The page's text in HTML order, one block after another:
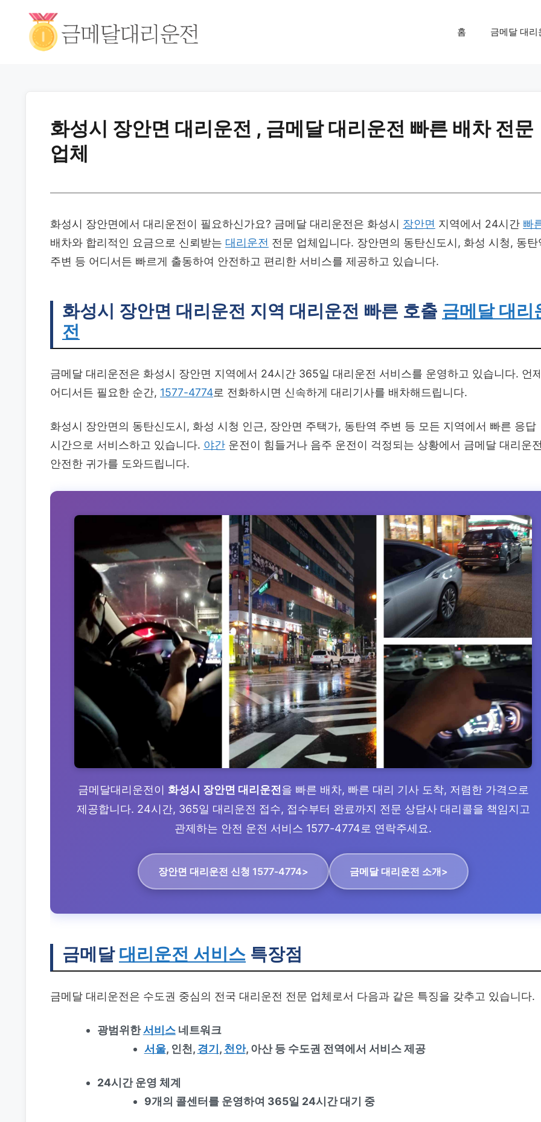
홈 금메달 대리
화성시 장안면 대리운전 , 금메달 대리운전 빠른 배차 전문
업체
화성시 장안면에서 대리운전이 필요하신가요? 금메달 대리운전은 화성시 장안면 지역에서 24시간 빠
배차와 합리적인 요금으로 신뢰받는 대리운전 전문 업체입니다. 장안면의 동탄신도시, 화성 시청, 동탄
주변 등 어디서든 빠르게 출동하여 안전하고 편리한 서비스를 제공하고 있습니다.
화성시 장안면 대리운전 지역 대리운전 빠른 호출 금메달 대리
전
금메달 대리운전은 화성시 장안면 지역에서 24시간 365일 대리운전 서비스를 운영하고 있습니다. 언
어디서든 필요한 순간, 1577-4774로 전화하시면 신속하게 대리기사를 배차해드립니다.
화성시 장안면의 동탄신도시, 화성 시청 인근, 장안면 주택가, 동탄역 주변 등 모든 지역에서 빠른 응답
시간으로 서비스하고 있습니다. 야간 운전이 힘들거나 음주 운전이 걱정되는 상황에서 금메달 대리운
안전한 귀가를 도와드립니다.
금메달대리운전이 화성시 장안면 대리운전 을 빠른 배차, 빠른 대리 기사 도착, 저렴한 가격으로
제공합니다. 24시간, 365일 대리운전 접수, 접수부터 완료까지 전문 상담사 대리콜을 책임지고
관제하는 안전 운전 서비스 1577-4774로 연락주세요.
장안면 대리운전 신청 1577-4774> 금메달 대리운전 소개>
금메달 대리운전 서비스 특장점
금메달 대리운전은 수도권 중심의 전국 대리운전 전문 업체로서 다음과 같은 특징을 갖추고 있습니다.
광범위한서비스네트워크
서울, 인천, 경기 , 천안, 아산 등 수도권 전역에서 서비스 제공
24시간 운영 체계
9개의 콜센터를 운영하여 365일 24시간 대기 중